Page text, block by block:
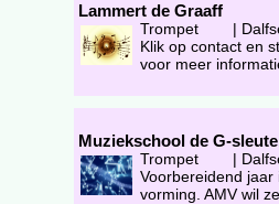
Lammert de Graaff
Trompet |
Klik op contact en
voor meer
Muziekschool de G-
Trompet |
Voorbereidend jaar
vorming. AMV wil